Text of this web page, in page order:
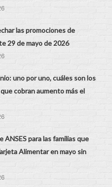
las promociones de
29 de mayo de 2026
uno por uno, cuáles son los
cobran aumento más el
ANSES para las familias que
Alimentar en mayo sin